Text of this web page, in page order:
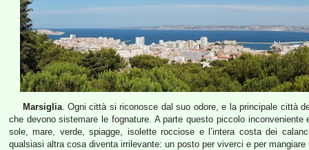
Marsiglia. Ogni città si riconosce dal suo odore, e la principale città
che devono sistemare le fognature. A parte questo piccolo
sole, mare, verde, spiagge, isolette rocciose e l’intera costa dei
qualsiasi altra cosa diventa irrilevante: un posto per viverci e per